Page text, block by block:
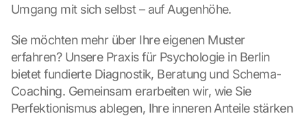
Umgang mit sich selbst – auf Augenhöhe.
Sie möchten mehr über Ihre eigenen Muster
erfahren? Unsere Praxis für Psychologie in Berlin
bietet fundierte Diagnostik, Beratung und Schema-
Coaching. Gemeinsam erarbeiten wir, wie Sie
Perfektionismus ablegen, Ihre inneren Anteile stärken